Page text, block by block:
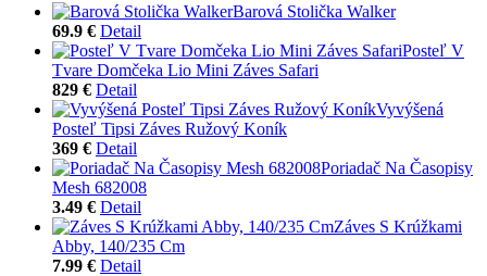
Barová Stolička Walker
69.9 € Detail
Posteľ V
Tvare Domčeka Lio Mini Záves Safari
829 € Detail
Vyvýšená
Posteľ Tipsi Záves Ružový Koník
369 € Detail
Poriadač Na Časopisy
Mesh 682008
3.49 € Detail
Záves S Krúžkami
Abby, 140/235 Cm
7.99 € Detail